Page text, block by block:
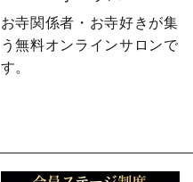
の出町 婿社長
お寺関係者・お寺好きが集
う無料オンラインサロンで
す。